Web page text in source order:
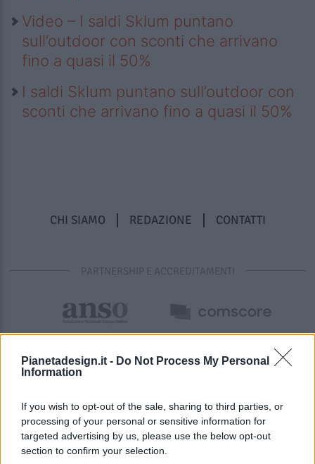
Pianetadesign.it - Do Not Process My Personal
Information
If you wish to opt-out of the sale, sharing to third parties, or
processing of your personal or sensitive information for
targeted advertising by us, please use the below opt-out
section to confirm your selection.
Video – I saldi Sklum puntano
sull’outdoor con sconti che arrivano
fino a quasi il 50%
I saldi Sklum puntano sull’outdoor con
sconti che arrivano fino a quasi il 50%
CHI SIAMO REDAZIONE CONTATTI
PARTNERSHIP E ACCREDITAMENTI
© 2026 - Pianeta Design - P.IVA 04827280654 - Testata